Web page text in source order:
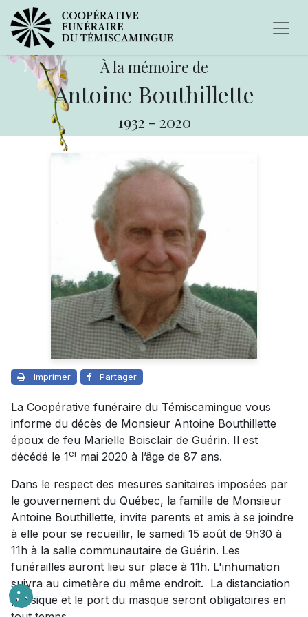
À la mémoire de
Antoine Bouthillette
1932 - 2020
Imprimer Partager
La Coopérative funéraire du Témiscamingue vous
informe du décès de Monsieur Antoine Bouthillette
époux de feu Marielle Boisclair de Guérin. Il est
décédé le 1ermai 2020 à l’âge de 87 ans.
Dans le respect des mesures sanitaires imposées par
le gouvernement du Québec, la famille de Monsieur
Antoine Bouthillette, invite parents et amis à se joindre
à elle pour se recueillir, le samedi 15 août de 9h30 à
11h à la salle communautaire de Guérin. Les
funérailles auront lieu sur place à 11h. L'inhumation
suivra au cimetière du même endroit. La distanciation
physique et le port du masque seront obligatoires en